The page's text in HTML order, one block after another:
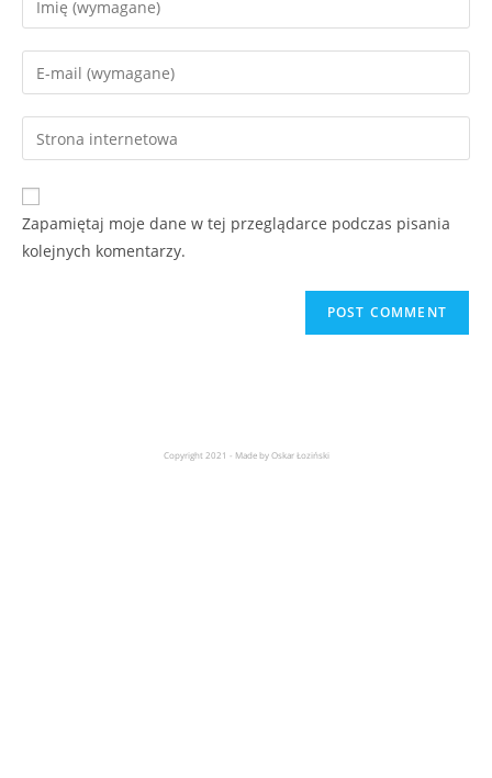
Zapamiętaj moje dane w tej przeglądarce podczas pisania
kolejnych komentarzy.
Copyright 2021 - Made by Oskar Łoziński